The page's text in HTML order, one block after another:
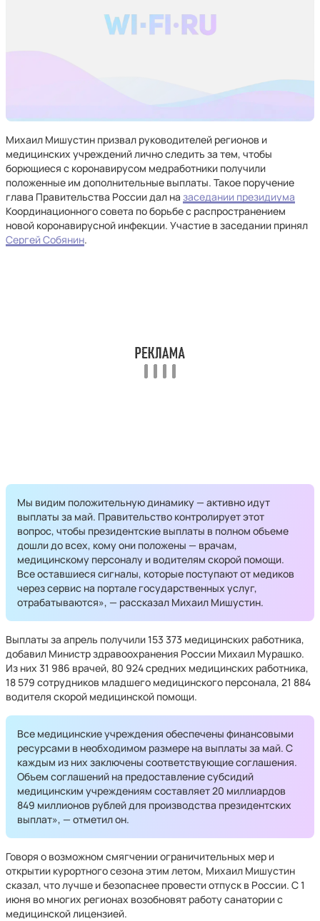
Михаил Мишустин призвал руководителей регионов и
медицинских учреждений лично следить за тем, чтобы
борющиеся с коронавирусом медработники получили
положенные им дополнительные выплаты. Такое поручение
глава Правительства России дал на заседании президиума
Координационного совета по борьбе с распространением
новой коронавирусной инфекции. Участие в заседании принял
Сергей Собянин.
Мы видим положительную динамику — активно идут
выплаты за май. Правительство контролирует этот
вопрос, чтобы президентские выплаты в полном объеме
дошли до всех, кому они положены — врачам,
медицинскому персоналу и водителям скорой помощи.
Все оставшиеся сигналы, которые поступают от медиков
через сервис на портале государственных услуг,
отрабатываются», — рассказал Михаил Мишустин.
Выплаты за апрель получили 153 373 медицинских работника,
добавил Министр здравоохранения России Михаил Мурашко.
Из них 31 986 врачей, 80 924 средних медицинских работника,
18 579 сотрудников младшего медицинского персонала, 21 884
водителя скорой медицинской помощи.
Все медицинские учреждения обеспечены финансовыми
ресурсами в необходимом размере на выплаты за май. С
каждым из них заключены соответствующие соглашения.
Объем соглашений на предоставление субсидий
медицинским учреждениям составляет 20 миллиардов
849 миллионов рублей для производства президентских
выплат», — отметил он.
Говоря о возможном смягчении ограничительных мер и
открытии курортного сезона этим летом, Михаил Мишустин
сказал, что лучше и безопаснее провести отпуск в России. С 1
июня во многих регионах возобновят работу санатории с
медицинской лицензией.